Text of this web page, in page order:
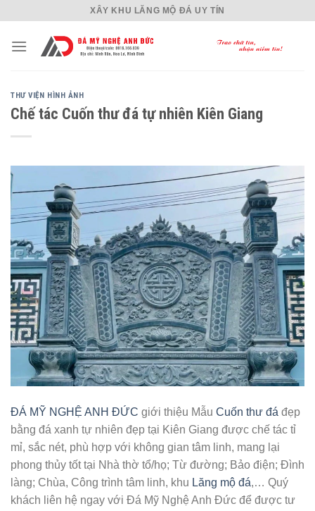
content
XÂY KHU LĂNG MỘ ĐÁ UY TÍN
THƯ VIỆN HÌNH ẢNH
Chế tác Cuốn thư đá tự nhiên Kiên Giang
ĐÁ MỸ NGHỆ ANH ĐỨC giới thiệu Mẫu Cuốn thư đá đẹp
bằng đá xanh tự nhiên đẹp tại Kiên Giang được chế tác tỉ
mỉ, sắc nét, phù hợp với không gian tâm linh, mang lại
phong thủy tốt tại Nhà thờ tổ/họ; Từ đường; Bảo điện; Đình
làng; Chùa, Công trình tâm linh, khu Lăng mộ đá,… Quý
khách liên hệ ngay với Đá Mỹ Nghệ Anh Đức để được tư